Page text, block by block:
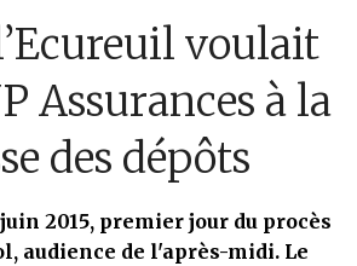
voulait
Assurances à la
des dépôts
2015, premier jour du procès
audience de l'après-midi. Le